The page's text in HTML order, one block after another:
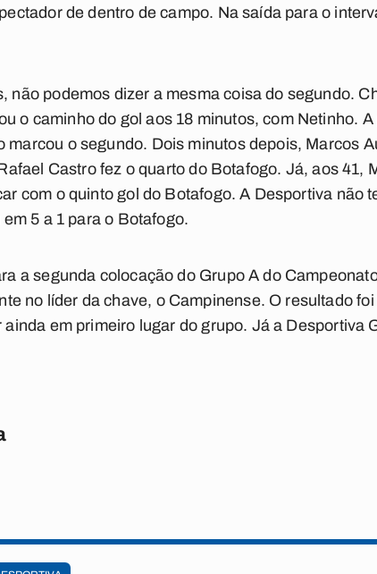
de dentro de campo. Na saída para o
não podemos dizer a mesma coisa do segundo.
o caminho do gol aos 18 minutos, com Netinho.
marcou o segundo. Dois minutos depois, Marcos
Castro fez o quarto do Botafogo. Já, aos 41,
com o quinto gol do Botafogo. A Desportiva não
5 a 1 para o Botafogo.
a segunda colocação do Grupo A do
no líder da chave, o Campinense. O resultado
em primeiro lugar do grupo. Já a Desportiva